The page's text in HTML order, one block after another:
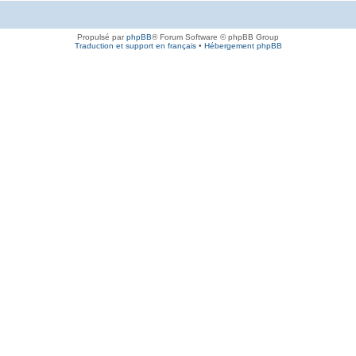
Propulsé parphpBB® Forum Software © phpBB Group
Traduction et support en français• Hébergement phpBB